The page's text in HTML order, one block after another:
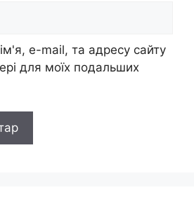
e-mail, та адресу сайту
для моїх подальших